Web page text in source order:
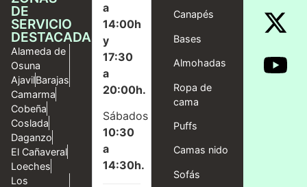
DE
SERVICIO
DESTACADAS
Alameda de
Osuna
AjavilBarajas
Camarma
Cobeña
Coslada
Daganzo
El Cañaveral
Loeches
Los
a
14:00h
y
17:30
a
20:00h.
Sábados
10:30
a
14:30h.
Canapés
Bases
Almohadas
Ropa de
cama
Puffs
Camas nido
Sofás